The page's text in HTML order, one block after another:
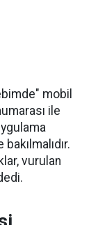
mobil
ile
vurulan